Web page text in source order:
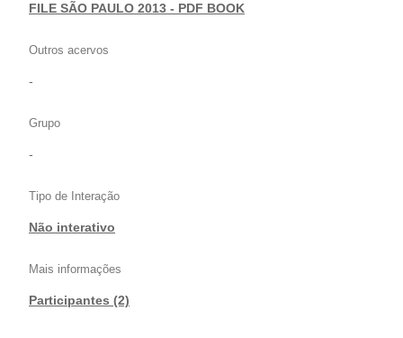
FILE SÃO PAULO 2013 - PDF BOOK
Outros acervos
-
Grupo
-
Tipo de Interação
Não interativo
Mais informações
Participantes (2)